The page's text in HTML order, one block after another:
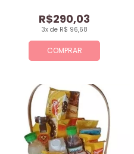
COMPRAR
3x de R$ 96,68
R$290,03